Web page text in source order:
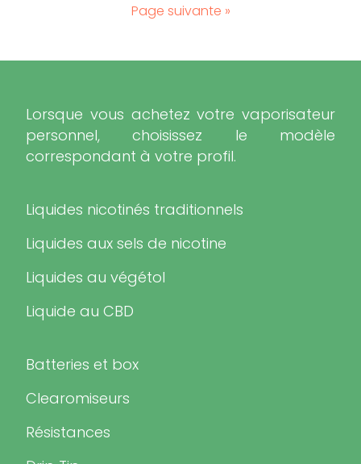
Page suivante »
Lorsque vous achetez votre vaporisateur
personnel, choisissez le modèle
correspondant à votre profil.
Liquides nicotinés traditionnels
Liquides aux sels de nicotine
Liquides au végétol
Liquide au CBD
Batteries et box
Clearomiseurs
Résistances